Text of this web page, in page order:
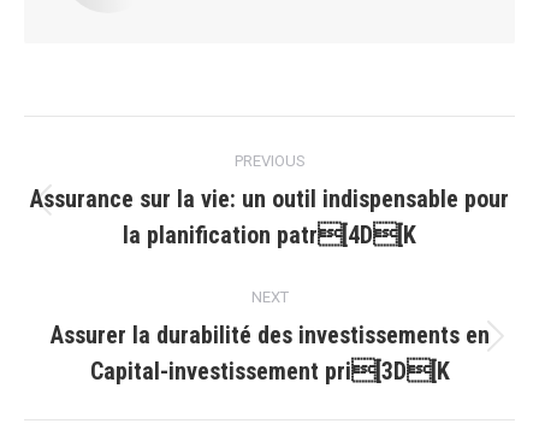
navigation
PREVIOUS
post:
Assurance sur la vie: un outil indispensable pour
la planification patr[4D[K
NEXT
post:
Assurer la durabilité des investissements en
Capital-investissement pri[3D[K